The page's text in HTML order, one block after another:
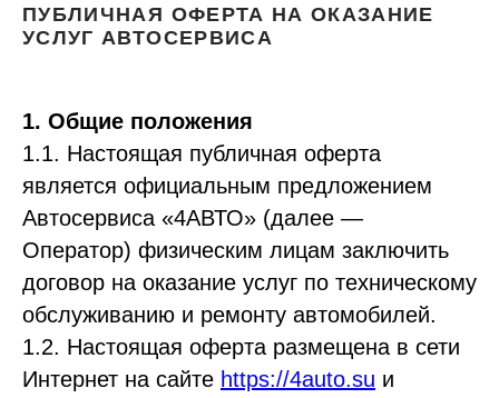
ПУБЛИЧНАЯ ОФЕРТА НА ОКАЗАНИЕ
УСЛУГ АВТОСЕРВИСА
1. Общие положения
1.1. Настоящая публичная оферта
является официальным предложением
Автосервиса «4АВТО» (далее —
Оператор) физическим лицам заключить
договор на оказание услуг по техническому
обслуживанию и ремонту автомобилей.
1.2. Настоящая оферта размещена в сети
Интернет на сайте https://4auto.su и